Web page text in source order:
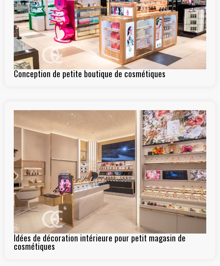
Conception de petite boutique de cosmétiques
Idées de décoration intérieure pour petit magasin de
cosmétiques